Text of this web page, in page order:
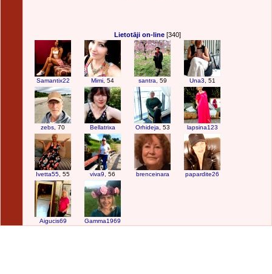
Lietotāji on-line[340]
Samantix22 Mimi , 54 santra , 59 Una3 , 51
zebs , 70 Bellatrixa Orhideja , 53 lapsina123
Ivetta55 , 55 viva9 , 56 brenceinara papardite26
Aigucis69 Gamma1969